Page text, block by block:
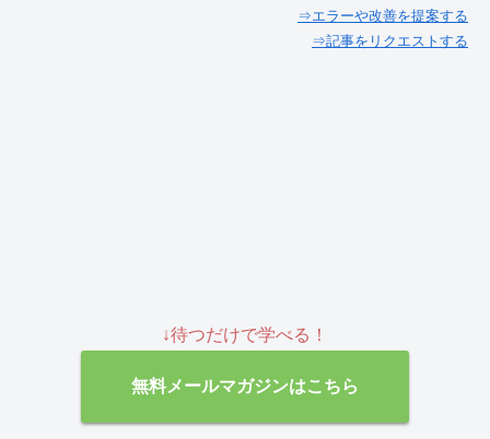
⇒エラーや改善を提案する
⇒記事をリクエストする
↓待つだけで学べる！
無料メールマガジンはこちら